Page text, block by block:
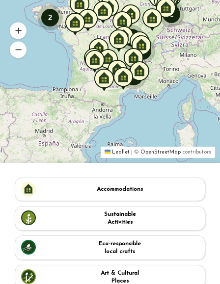
Accommodations
Sustainable
Activities
Eco-responsible
local crafts
Art & Cultural
Places
2
2
2
2
3
Leaflet © OpenStreetMap contributors